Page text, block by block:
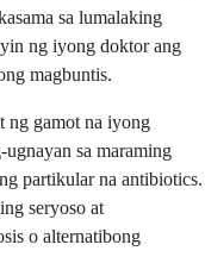
sa lumalaking
ng iyong doktor ang
magbuntis.
ng gamot na iyong
sa maraming
partikular na antibiotics.
seryoso at
o alternatibong